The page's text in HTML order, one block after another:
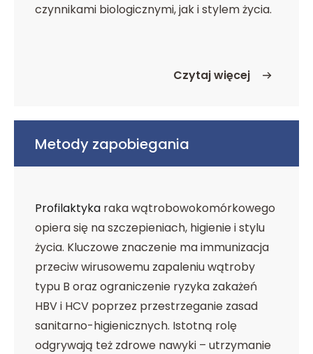
czynnikami biologicznymi, jak i stylem życia.
Czytaj więcej
o Etiologia i czynniki
Metody zapobiegania
Profilaktyka raka wątrobowokomórkowego
opiera się na szczepieniach, higienie i stylu
życia. Kluczowe znaczenie ma immunizacja
przeciw wirusowemu zapaleniu wątroby
typu B oraz ograniczenie ryzyka zakażeń
HBV i HCV poprzez przestrzeganie zasad
sanitarno-higienicznych. Istotną rolę
odgrywają też zdrowe nawyki – utrzymanie